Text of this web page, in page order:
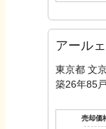
アール
東京都 文
築26年85戸
売却価